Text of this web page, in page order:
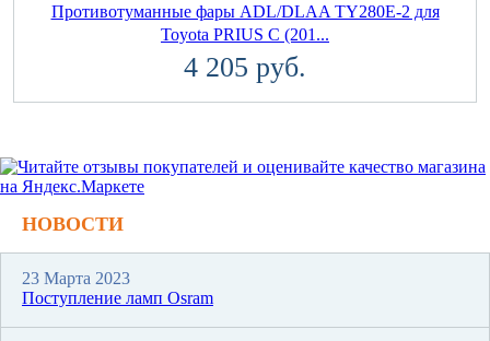
Противотуманные фары ADL/DLAA TY280E-2 для
Toyota PRIUS C (201...
4 205 руб.
НОВОСТИ
23 Марта 2023
Поступление ламп Osram